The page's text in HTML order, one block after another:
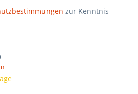
zur Kenntnis